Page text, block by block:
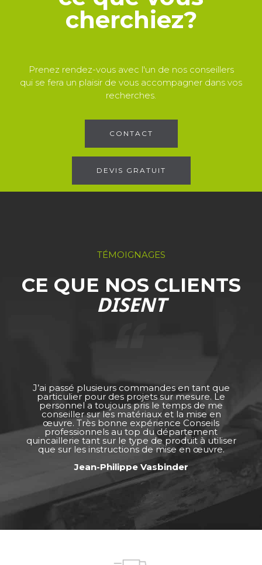
cherchiez?
Prenez rendez-vous avec l'un de nos conseillers
qui se fera un plaisir de vous accompagner dans vos
recherches.
CONTACT
DEVIS GRATUIT
TÉMOIGNAGES
CE QUE NOS CLIENTS
DISENT
J’ai passé plusieurs commandes en tant que
particulier pour des projets sur mesure. Le
personnel a toujours pris le temps de me
conseiller sur les matériaux et la mise en
œuvre. Très bonne expérience Conseils
professionnels au top du département
quincaillerie tant sur le type de produit à utiliser
que sur les instructions de mise en œuvre.
Jean-Philippe Vasbinder